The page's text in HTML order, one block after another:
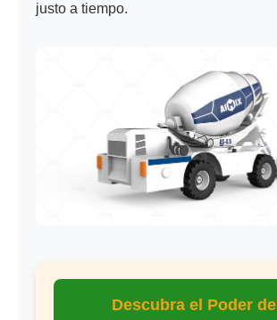
justo a tiempo.
Descubra el Poder del